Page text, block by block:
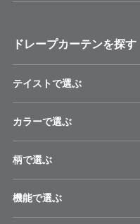
ドレープカーテンを探す
テイストで選ぶ
カラーで選ぶ
柄で選ぶ
機能で選ぶ